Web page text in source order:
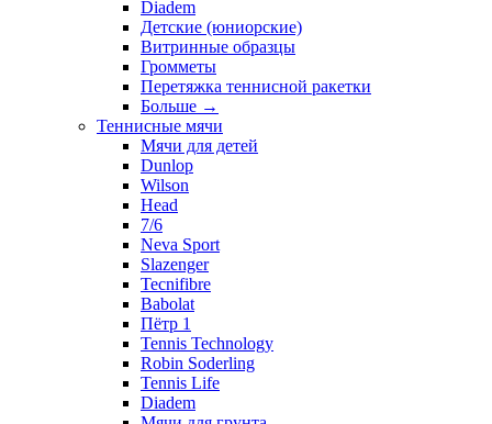
Diadem
Детские (юниорские)
Витринные образцы
Громметы
Перетяжка теннисной ракетки
Больше →
Теннисные мячи
Мячи для детей
Dunlop
Wilson
Head
7/6
Neva Sport
Slazenger
Tecnifibre
Babolat
Пётр 1
Tennis Technology
Robin Soderling
Tennis Life
Diadem